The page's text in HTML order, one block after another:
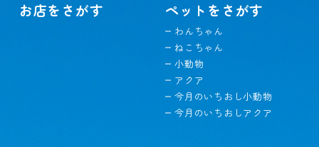
お店をさがす ペットをさがす
わんちゃん
ねこちゃん
小動物
アクア
今月のいちおし小動物
今月のいちおしアクア